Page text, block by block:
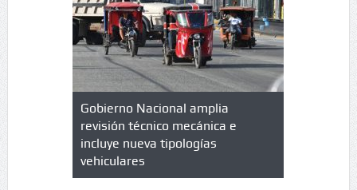
de
en
Gobierno Nacional amplia
revisión técnico mecánica e
incluye nueva tipologías
vehiculares